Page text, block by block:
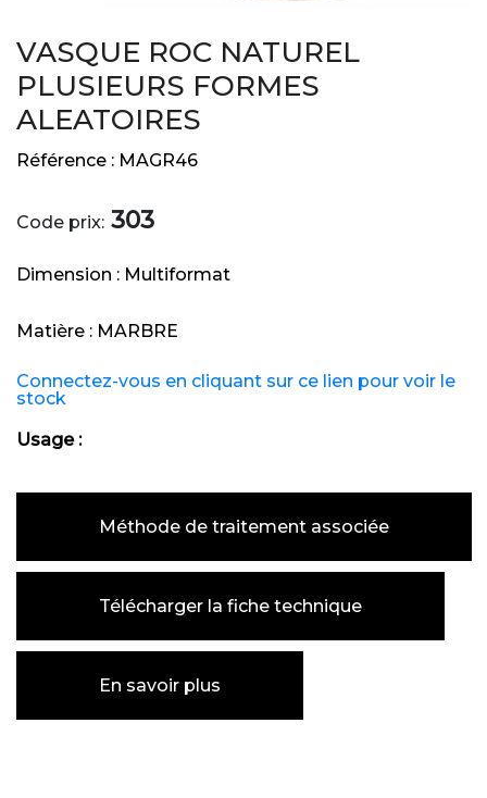
VASQUE ROC NATUREL
PLUSIEURS FORMES
ALEATOIRES
Référence : MAGR46
Code prix: 303
Dimension : Multiformat
Matière : MARBRE
Connectez-vous en cliquant sur ce lien pour voir le
stock
Usage :
Méthode de traitement associée
Télécharger la fiche technique
En savoir plus